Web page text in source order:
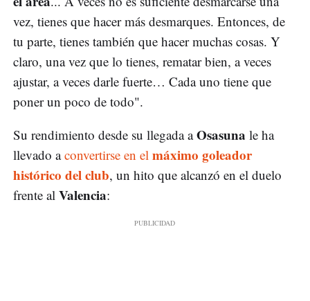
vez, tienes que hacer más desmarques. Entonces, de
tu parte, tienes también que hacer muchas cosas. Y
claro, una vez que lo tienes, rematar bien, a veces
ajustar, a veces darle fuerte… Cada uno tiene que
poner un poco de todo".
Su rendimiento desde su llegada aOsasuna le ha
llevado aconvertirse en el máximo goleador
histórico del club, un hito que alcanzó en el duelo
frente al Valencia: